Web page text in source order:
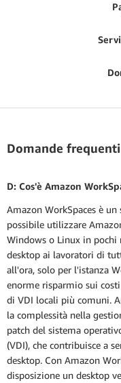
Domande frequenti
D: Cos'è Amazon
Amazon WorkSpaces è
possibile utilizzare
Windows o Linux in
desktop ai lavoratori di
all'ora, solo per l'istanza
enorme risparmio sui
di VDI locali più comuni.
la complessità nella
patch del sistema
(VDI), che contribuisce a
desktop. Con Amazon
disposizione un desktop